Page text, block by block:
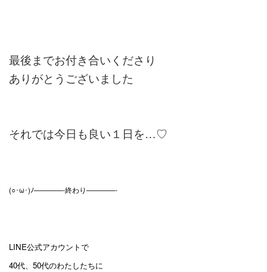
最後までお付き合いくださり
ありがとうございました
それでは今日も良い１日を…♡
(○･ω･)ﾉ————-終わり————-
LINE公式アカウントで
40代、50代のわたしたちに